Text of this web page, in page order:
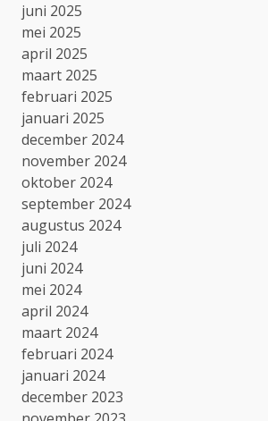
juni 2025
mei 2025
april 2025
maart 2025
februari 2025
januari 2025
december 2024
november 2024
oktober 2024
september 2024
augustus 2024
juli 2024
juni 2024
mei 2024
april 2024
maart 2024
februari 2024
januari 2024
december 2023